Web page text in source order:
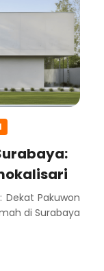
Dekat Pakuwon
di Surabaya